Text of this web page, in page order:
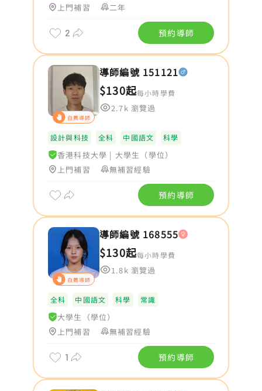
上門補習
二年
2 預約導師
自薦導師
導師編號 151121
$130起每小時學費
2.7k 瀏覽過
設計與科技 全科 中國語文 科學
香港科技大學 | 大學生（學位）
上門補習
無補習經驗
預約導師
自薦導師
導師編號 168555
$130起每小時學費
1.8k 瀏覽過
全科 中國語文 科學 常識
大學生（學位）
上門補習
無補習經驗
1 預約導師